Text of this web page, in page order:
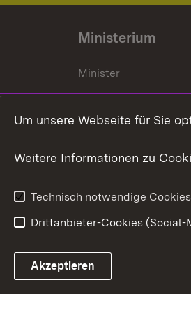
Ministerium
Minister
Staatssekrektär
Ministerialdirektorin
Organigramm
Link zum Landesportal
Um unsere Webseite für Sie
Weitere Informationen zu
Technisch notwendige Cookies
Drittanbieter-Cookies (Social-
Akzeptieren